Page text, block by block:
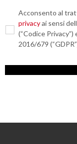
Acconsento al
privacyai sensi
(“Codice Privacy”)
2016/679